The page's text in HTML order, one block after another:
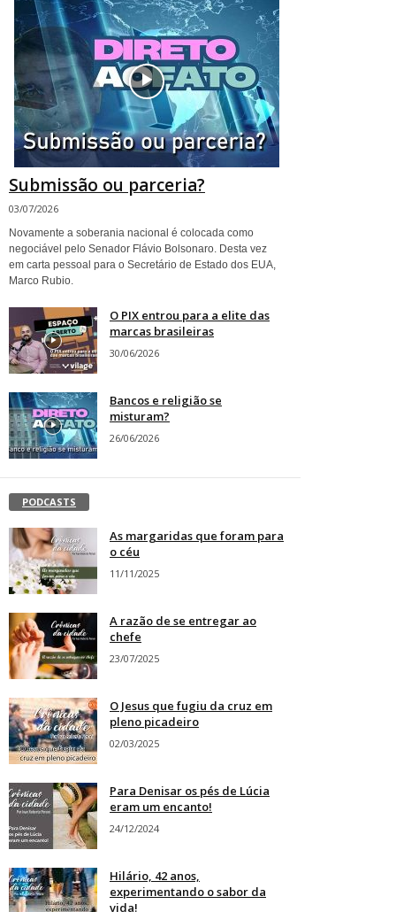
Submissão ou parceria?
03/07/2026
Novamente a soberania nacional é colocada como
negociável pelo Senador Flávio Bolsonaro. Desta vez
em carta pessoal para o Secretário de Estado dos EUA,
Marco Rubio.
O PIX entrou para a elite das
marcas brasileiras
30/06/2026
Bancos e religião se
misturam?
26/06/2026
PODCASTS
As margaridas que foram para
o céu
11/11/2025
A razão de se entregar ao
chefe
23/07/2025
O Jesus que fugiu da cruz em
pleno picadeiro
02/03/2025
Para Denisar os pés de Lúcia
eram um encanto!
24/12/2024
Hilário, 42 anos,
experimentando o sabor da
vida!